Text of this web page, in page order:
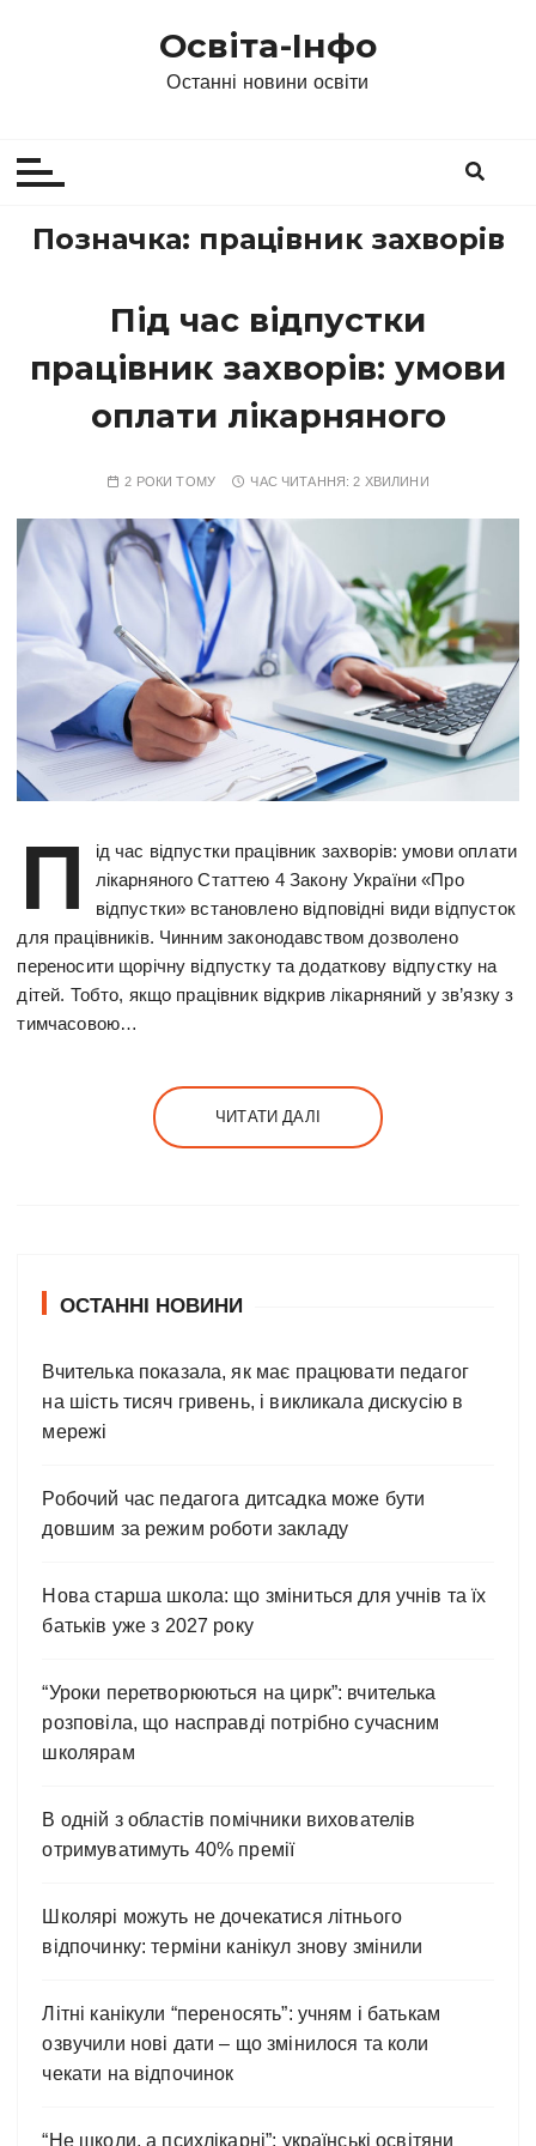
Освіта-Інфо
Останні новини освіти
Позначка: працівник захворів
Під час відпустки
працівник захворів: умови
оплати лікарняного
2 РОКИ ТОМУ ЧАС ЧИТАННЯ:2 ХВИЛИНИ
П
ід час відпустки працівник захворів: умови оплати
лікарняного Статтею 4 Закону України «Про
відпустки» встановлено відповідні види відпусток
для працівників. Чинним законодавством дозволено
переносити щорічну відпустку та додаткову відпустку на
дітей. Тобто, якщо працівник відкрив лікарняний у зв’язку з
тимчасовою…
ЧИТАТИ ДАЛІ
ОСТАННІ НОВИНИ
Вчителька показала, як має працювати педагог
на шість тисяч гривень, і викликала дискусію в
мережі
Робочий час педагога дитсадка може бути
довшим за режим роботи закладу
Нова старша школа: що зміниться для учнів та їх
батьків уже з 2027 року
“Уроки перетворюються на цирк”: вчителька
розповіла, що насправді потрібно сучасним
школярам
В одній з областів помічники вихователів
отримуватимуть 40% премії
Школярі можуть не дочекатися літнього
відпочинку: терміни канікул знову змінили
Літні канікули “переносять”: учням і батькам
озвучили нові дати – що змінилося та коли
чекати на відпочинок
“Не школи, а психлікарні”: українські освітяни